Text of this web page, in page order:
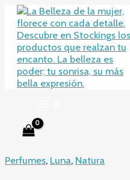
contenido
Perfumes, Luna, Natura